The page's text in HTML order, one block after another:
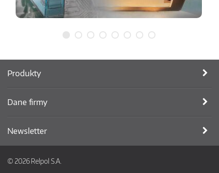
Produkty
Dane firmy
Newsletter
© 2026 Relpol S.A.